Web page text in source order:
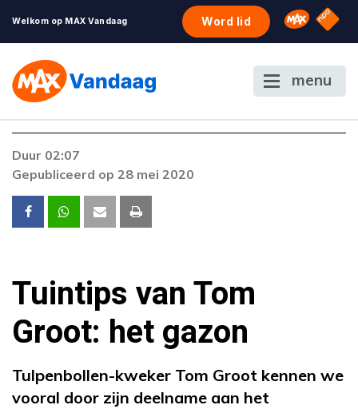
Welkom op MAX Vandaag Word lid Omroep
NPO
menu
Duur 02:07
Gepubliceerd op 28 mei 2020
Tuintips van Tom
Groot: het gazon
Tulpenbollen-kweker Tom Groot kennen we
vooral door zijn deelname aan het